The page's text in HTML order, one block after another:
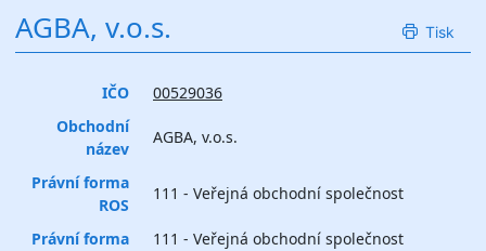
AGBA, v.o.s. Tisk
IČO
00529036
Obchodní
název
AGBA, v.o.s.
Právní forma
ROS
111 - Veřejná obchodní společnost
Právní forma
111 - Veřejná obchodní společnost